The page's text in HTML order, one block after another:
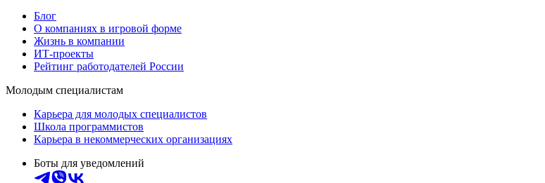
Блог
О компаниях в игровой форме
Жизнь в компании
ИТ-проекты
Рейтинг работодателей России
Молодым специалистам
Карьера для молодых специалистов
Школа программистов
Карьера в некоммерческих организациях
Боты для уведомлений